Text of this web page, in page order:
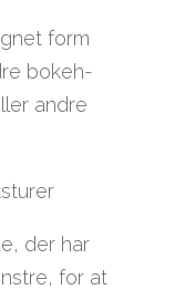
form
bokeh-
andre
der har
for at